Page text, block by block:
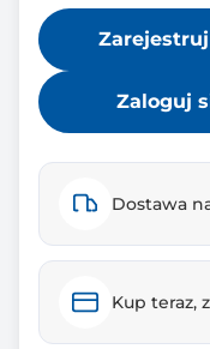
Zaloguj
Dostawa
Kup teraz,